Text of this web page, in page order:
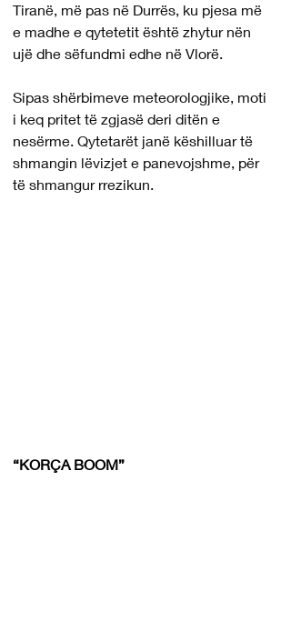
Tiranë, më pas në Durrës, ku pjesa më
e madhe e qytetetit është zhytur nën
ujë dhe sëfundmi edhe në Vlorë.
Sipas shërbimeve meteorologjike, moti
i keq pritet të zgjasë deri ditën e
nesërme. Qytetarët janë këshilluar të
shmangin lëvizjet e panevojshme, për
të shmangur rrezikun.
“KORÇA BOOM”